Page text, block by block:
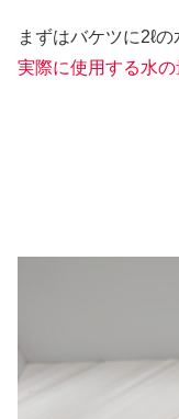
まずはバケツに2ℓの
実際に使用する水の